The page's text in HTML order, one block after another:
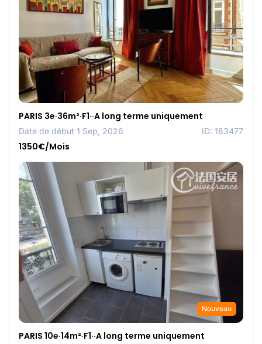
PARIS 3e·36m²·F1··A long terme uniquement
Date de début 1 Sep, 2026 ID: 183477
1350€/Mois
Nouveau
PARIS 10e·14m²·F1··A long terme uniquement